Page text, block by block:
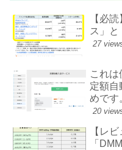
【必
ス」と
27
これ
定額自
めです
20
【レ
「